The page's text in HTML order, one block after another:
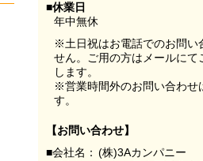
■休業日
年中無休
※土日祝はお電話でのお問い
せん。ご用の方はメールに
します。
※営業時間外のお問い合わせ
す。
【お問い合わせ】
■会社名： (株)3Aカンパニー